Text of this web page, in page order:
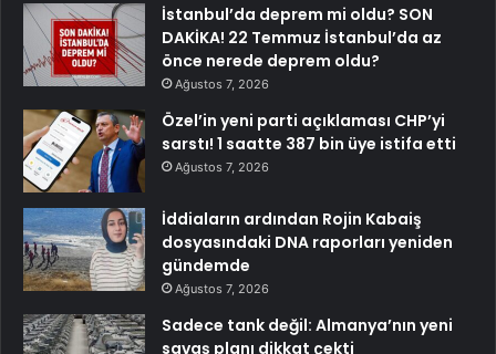
İstanbul’da deprem mi oldu? SON
DAKİKA! 22 Temmuz İstanbul’da az
önce nerede deprem oldu?
Ağustos 7, 2026
Özel’in yeni parti açıklaması CHP’yi
sarstı! 1 saatte 387 bin üye istifa etti
Ağustos 7, 2026
İddiaların ardından Rojin Kabaiş
dosyasındaki DNA raporları yeniden
gündemde
Ağustos 7, 2026
Sadece tank değil: Almanya’nın yeni
savaş planı dikkat çekti